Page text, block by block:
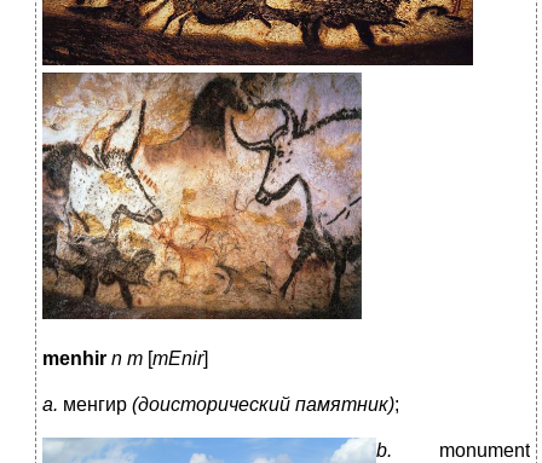
menhir n m [mEnir]
a. менгир (доисторический памятник);
b. monument